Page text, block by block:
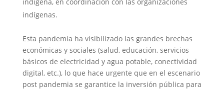
indígenas.
Esta pandemia ha visibilizado las grandes brechas
económicas y sociales (salud, educación, servicios
básicos de electricidad y agua potable, conectividad
digital, etc.), lo que hace urgente que en el escenario
post pandemia se garantice la inversión pública para